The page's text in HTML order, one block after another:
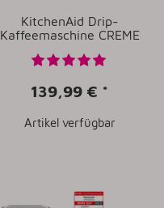
KitchenAid Drip-
Kaffeemaschine CREME
139,99 € *
Artikel verfügbar